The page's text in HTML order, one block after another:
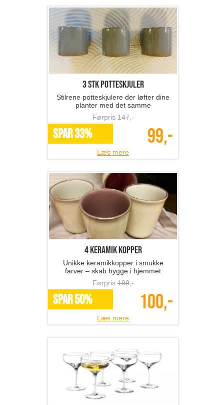
3 stk potteskjuler
Stilrene potteskjulere der løfter dine
planter med det samme
Førpris147,-
SPAR 33% 99,-
Læs mere
4 keramik kopper
Unikke keramikkopper i smukke
farver – skab hygge i hjemmet
Førpris199,-
SPAR 50% 100,-
Læs mere